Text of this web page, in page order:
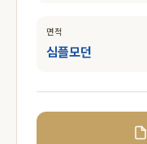
면적
심플모던